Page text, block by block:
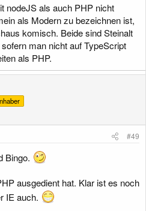
nodeJS als auch PHP nicht
als Modern zu bezeichnen ist,
komisch. Beide sind Steinalt
man nicht auf TypeScript
als PHP.
#49
Bingo.
ausgedient hat. Klar ist es noch
IE auch.